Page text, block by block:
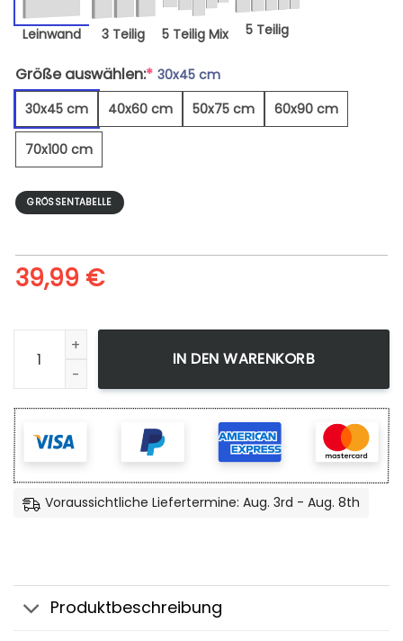
Leinwand 3 Teilig 5 Teilig Mix 5 Teilig
Größe auswählen:* 30x45 cm
30x45 cm
40x60 cm 50x75 cm 60x90 cm
70x100 cm
GRÖSSENTABELLE
39,99 €
Blauäugiger Jaguar Pop - Leinwandbild Menge
IN DEN WARENKORB
Voraussichtliche Liefertermine: Aug. 3rd - Aug. 8th
Produktbeschreibung